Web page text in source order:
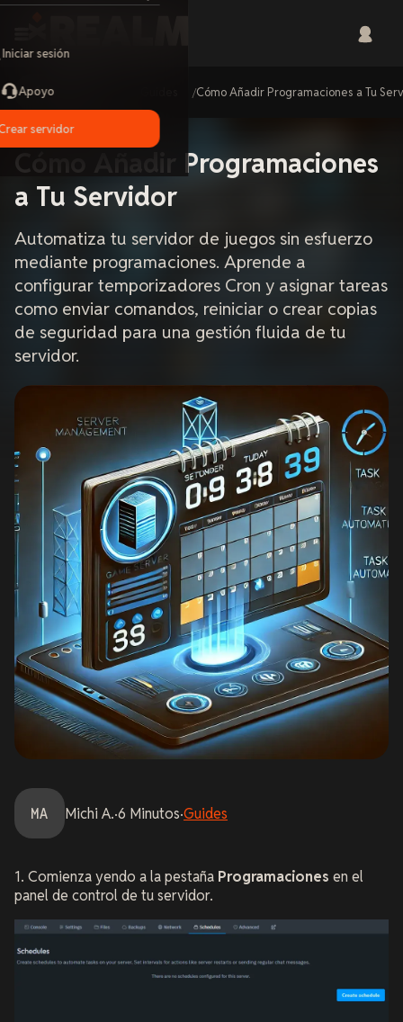
Iniciar sesión
Apoyo
servidor
Cómo Añadir Programaciones a Tu
Cómo Añadir Programaciones
a Tu Servidor
Automatiza tu servidor de juegos sin esfuerzo
mediante programaciones. Aprende a
configurar temporizadores Cron y asignar tareas
como enviar comandos, reiniciar o crear copias
de seguridad para una gestión fluida de tu
servidor.
MA Michi A.·6 Minutos·Guides
1. Comienza yendo a la pestaña Programaciones en el
panel de control de tu servidor.